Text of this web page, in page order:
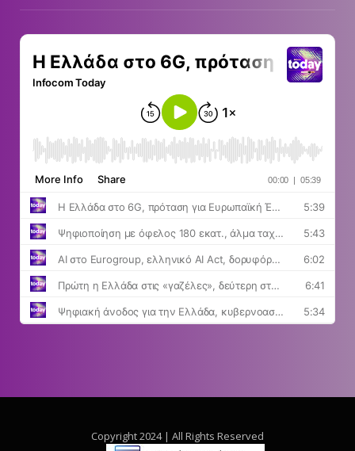
Copyright 2024 | All Rights Reserved